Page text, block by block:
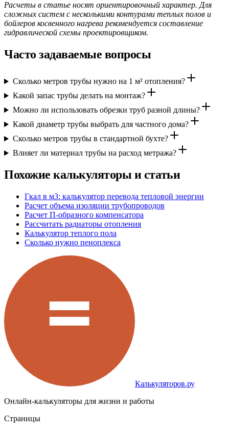
Расчеты в статье носят ориентировочный характер. Для
сложных систем с несколькими контурами теплых полов и
бойлеров косвенного нагрева рекомендуется составление
гидравлической схемы проектировщиком.
Часто задаваемые вопросы
Сколько метров трубы нужно на 1 м² отопления?
Какой запас трубы делать на монтаж?
Можно ли использовать обрезки труб разной длины?
Какой диаметр трубы выбрать для частного дома?
Сколько метров трубы в стандартной бухте?
Влияет ли материал трубы на расход метража?
Похожие калькуляторы и статьи
Гкал в м3: калькулятор перевода тепловой энергии
Расчет объема изоляции трубопроводов
Расчет П-образного компенсатора
Рассчитать радиаторы отопления
Калькулятор теплого пола
Сколько нужно пеноплекса
Калькуляторов.ру
Онлайн-калькуляторы для жизни и работы
Страницы